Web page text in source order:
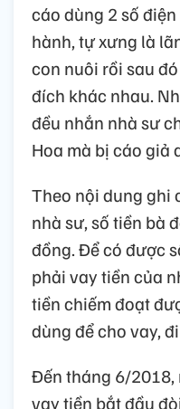
cáo dùng 2 số
hành, tự xưng là
con nuôi rồi sau
đích khác nhau.
đều nhắn nhà sư
Hoa mà bị cáo giả
Theo nội dung ghi
nhà sư, số tiền bà
đồng. Để có được
phải vay tiền của
tiền chiếm đoạt
dùng để cho vay,
Đến tháng 6/
vay tiền bắt đầu